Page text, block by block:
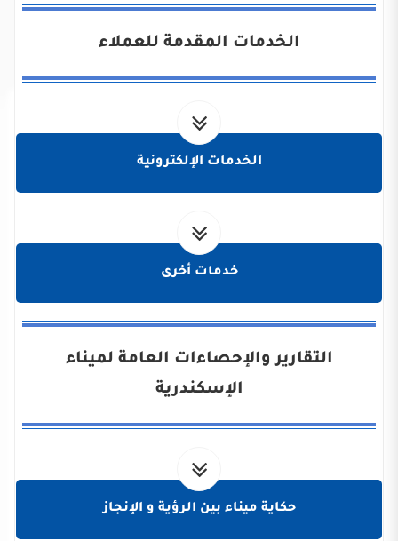
الخدمات المقدمة للعملاء
الخدمات الإلكترونية
خدمات أخرى
التقارير والإحصاءات العامة لميناء
الإسكندرية
حكاية ميناء بين الرؤية و الإنجاز